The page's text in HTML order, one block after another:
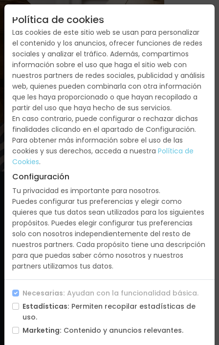
CONTACTO
Oficina central
C/Méndez Álvaro, 9 Planta 2 , 28045 Madrid
Email
info@destinosdelmundo.es
Política de cookies
Las cookies de este sitio web se usan para personalizar
el contenido y los anuncios, ofrecer funciones de redes
sociales y analizar el tráfico. Además, compartimos
información sobre el uso que haga el sitio web con
nuestros partners de redes sociales, publicidad y análisis
web, quienes pueden combinarla con otra información
que les haya proporcionado o que hayan recopilado a
partir del uso que haya hecho de sus servicios.
En caso contrario, puede configurar o rechazar dichas
finalidades clicando en el apartado de Configuración.
Para obtener más información sobre el uso de las
cookies y sus derechos, acceda a nuestra Política de
Cookies.
Configuración
Tu privacidad es importante para nosotros.
Puedes configurar tus preferencias y elegir como
quieres que tus datos sean utilizados para los siguientes
propósitos. Puedes elegir configurar tus preferencias
solo con nosotros independientemente del resto de
nuestros partners. Cada propósito tiene una descripción
para que puedas saber cómo nosotros y nuestros
partners utilizamos tus datos.
Necesarias: Ayudan con la funcionalidad básica.
Estadísticas: Permiten recopilar estadísticas de
uso.
Marketing: Contenido y anuncios relevantes.